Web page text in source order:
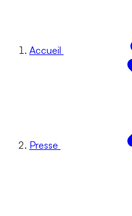
Accueil
Presse